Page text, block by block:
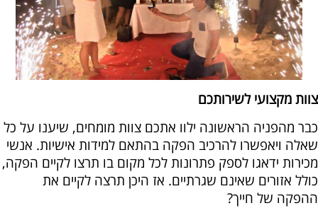
צוות מקצועי לשירותכם
כבר מהפניה הראשונה ילוו אתכם צוות מומחים, שיענו על כל
שאלה ויאפשרו להרכיב הפקה בהתאם למידות אישיות. אנשי
מכירות ידאגו לספק פתרונות לכל מקום בו תרצו לקיים הפקה,
כולל אזורים שאינם שגרתיים. אז היכן תרצה לקיים את
ההפקה של חייך?